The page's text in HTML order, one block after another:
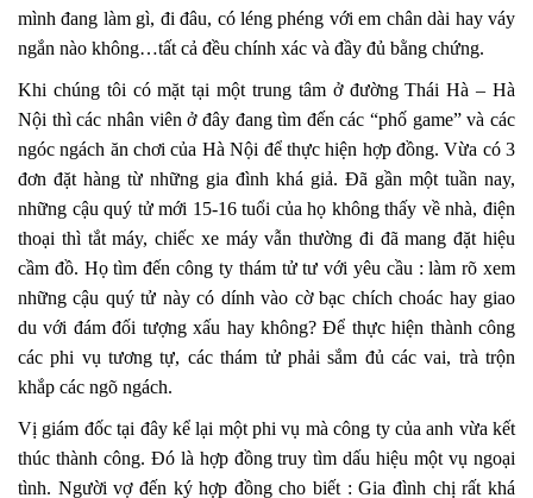
mình đang làm gì, đi đâu, có léng phéng với em chân dài hay váy
ngắn nào không…tất cả đều chính xác và đầy đủ bằng chứng.
Khi chúng tôi có mặt tại một trung tâm ở đường Thái Hà – Hà
Nội thì các nhân viên ở đây đang tìm đến các “phố game” và các
ngóc ngách ăn chơi của Hà Nội để thực hiện hợp đồng. Vừa có 3
đơn đặt hàng từ những gia đình khá giả. Đã gần một tuần nay,
những cậu quý tử mới 15-16 tuổi của họ không thấy về nhà, điện
thoại thì tắt máy, chiếc xe máy vẫn thường đi đã mang đặt hiệu
cầm đồ. Họ tìm đến công ty thám tử tư với yêu cầu : làm rõ xem
những cậu quý tử này có dính vào cờ bạc chích choác hay giao
du với đám đối tượng xấu hay không? Để thực hiện thành công
các phi vụ tương tự, các thám tử phải sắm đủ các vai, trà trộn
khắp các ngõ ngách.
Vị giám đốc tại đây kể lại một phi vụ mà công ty của anh vừa kết
thúc thành công. Đó là hợp đồng truy tìm dấu hiệu một vụ ngoại
tình. Người vợ đến ký hợp đồng cho biết : Gia đình chị rất khá